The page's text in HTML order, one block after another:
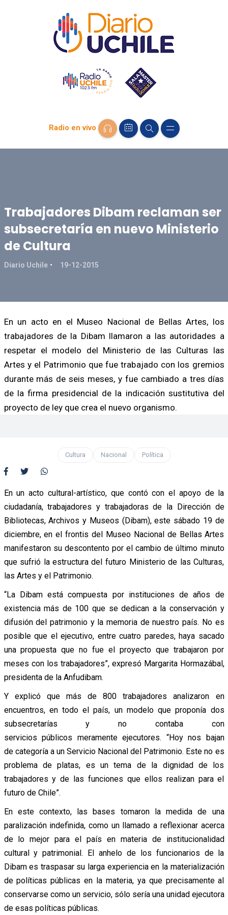
Radio en vivo
Trabajadores Dibam reclaman ser
subsecretaría en nuevo Ministerio
de Cultura
Diario Uchile 19-12-2015
En un acto en el Museo Nacional de Bellas Artes, los
trabajadores de la Dibam llamaron a las autoridades a
respetar el modelo del Ministerio de las Culturas las
Artes y el Patrimonio que fue trabajado con los gremios
durante más de seis meses, y fue cambiado a tres días
de la firma presidencial de la indicación sustitutiva del
proyecto de ley que crea el nuevo organismo.
Cultura Nacional Política
En un acto cultural-artístico, que contó con el apoyo de la
ciudadanía, trabajadores y trabajadoras de la Dirección de
Bibliotecas, Archivos y Museos (Dibam), este sábado 19 de
diciembre, en el frontis del Museo Nacional de Bellas Artes
manifestaron su descontento por el cambio de último minuto
que sufrió la estructura del futuro Ministerio de las Culturas,
las Artes y el Patrimonio.
“La Dibam está compuesta por instituciones de años de
existencia más de 100 que se dedican a la conservación y
difusión del patrimonio y la memoria de nuestro país. No es
posible que el ejecutivo, entre cuatro paredes, haya sacado
una propuesta que no fue el proyecto que trabajaron por
meses con los trabajadores”, expresó Margarita Hormazábal,
presidenta de la Anfudibam.
Y explicó que más de 800 trabajadores analizaron en
encuentros, en todo el país, un modelo que proponía dos
subsecretarías y no contaba con
servicios públicos meramente ejecutores. “Hoy nos bajan
de categoría a un Servicio Nacional del Patrimonio. Este no es
problema de platas, es un tema de la dignidad de los
trabajadores y de las funciones que ellos realizan para el
futuro de Chile”.
En este contexto, las bases tomaron la medida de una
paralización indefinida, como un llamado a reflexionar acerca
de lo mejor para el país en materia de institucionalidad
cultural y patrimonial. El anhelo de los funcionarios de la
Dibam es traspasar su larga experiencia en la materialización
de políticas públicas en la materia, ya que precisamente al
conservarse como un servicio, sólo sería una unidad ejecutora
de esas políticas públicas.